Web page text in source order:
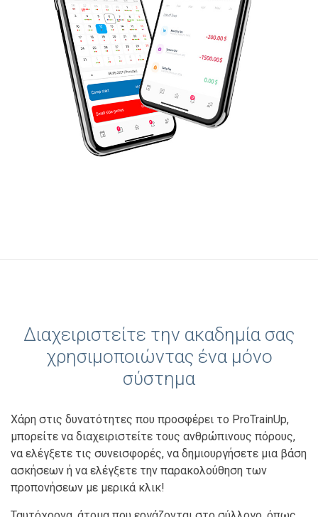
Διαχειριστείτε την ακαδημία σας
χρησιμοποιώντας ένα μόνο
σύστημα
Χάρη στις δυνατότητες που προσφέρει το ProTrainUp,
μπορείτε να διαχειριστείτε τους ανθρώπινους πόρους,
να ελέγξετε τις συνεισφορές, να δημιουργήσετε μια βάση
ασκήσεων ή να ελέγξετε την παρακολούθηση των
προπονήσεων με μερικά κλικ!